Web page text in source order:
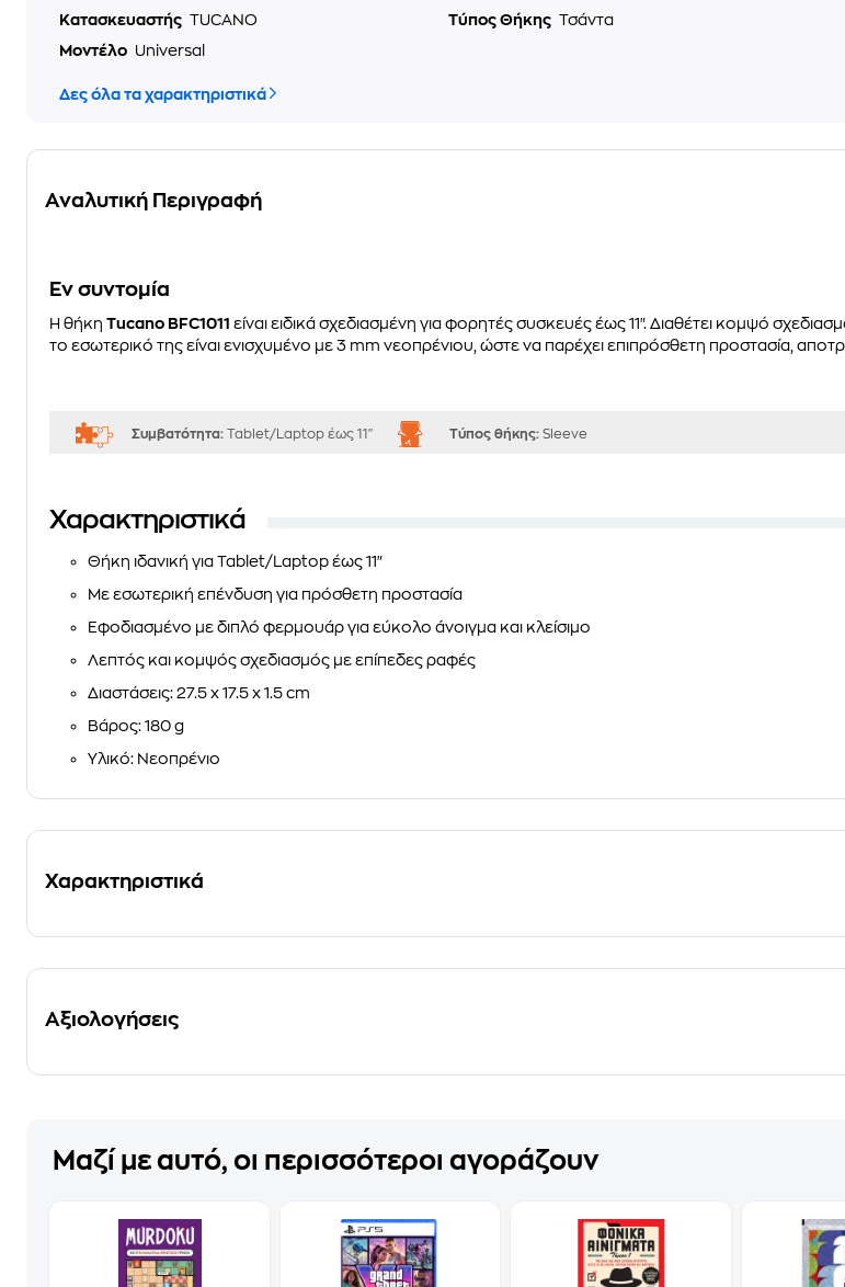
Κατασκευαστής TUCANO Τύπος Θήκης Τσάντα
Μοντέλο Universal
Δες όλα τα χαρακτηριστικά
Αναλυτική Περιγραφή
Eν συντομία
Η θήκη Tucano BFC1011 είναι ειδικά σχεδιασμένη για φορητές συσκευές έως 11". Διαθέτει κομψό
το εσωτερικό της είναι ενισχυμένο με 3 mm νεοπρένιου, ώστε να παρέχει επιπρόσθετη προστασία,
Συμβατότητα: Tablet/Laptop έως 11" Τύπος θήκης: Sleeve
Χαρακτηριστικά
Θήκη ιδανική για Tablet/Laptop έως 11"
Με εσωτερική επένδυση για πρόσθετη προστασία
Εφοδιασμένο με διπλό φερμουάρ για εύκολο άνοιγμα και κλείσιμο
Λεπτός και κομψός σχεδιασμός με επίπεδες ραφές
Διαστάσεις: 27.5 x 17.5 x 1.5 cm
Βάρος: 180 g
Υλικό: Νεοπρένιο
Χαρακτηριστικά
Αξιολογήσεις
Μαζί με αυτό, οι περισσότεροι αγοράζουν